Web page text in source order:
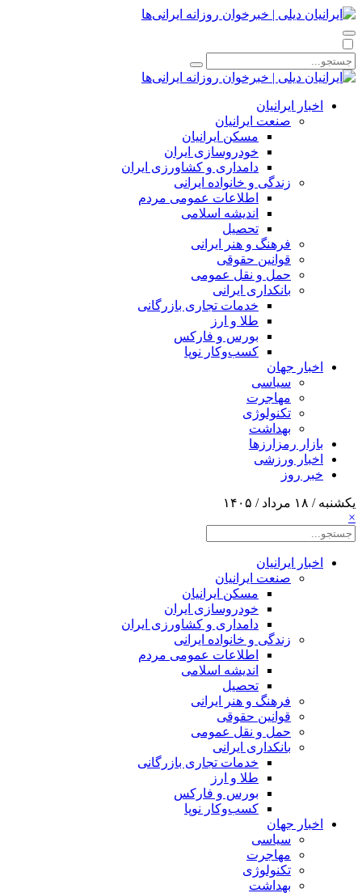
اخبار ایرانیان
صنعت ایرانیان
مسکن ایرانیان
خودروسازی ایران
دامداری و کشاورزی ایران
زندگی و خانواده ایرانی
اطلاعات عمومی مردم
اندیشه اسلامی
تحصیل
فرهنگ و هنر ایرانی
قوانین حقوقی
حمل و نقل عمومی
بانکداری ایرانی
خدمات تجاری بازرگانی
طلا و ارز
بورس و فارکس
کسب‌وکار نوپا
اخبار جهان
سیاسی
مهاجرت
تکنولوژی
بهداشت
بازار رمزارزها
اخبار ورزشی
خبر روز
یکشنبه / ۱۸ مرداد / ۱۴۰۵
×
اخبار ایرانیان
صنعت ایرانیان
مسکن ایرانیان
خودروسازی ایران
دامداری و کشاورزی ایران
زندگی و خانواده ایرانی
اطلاعات عمومی مردم
اندیشه اسلامی
تحصیل
فرهنگ و هنر ایرانی
قوانین حقوقی
حمل و نقل عمومی
بانکداری ایرانی
خدمات تجاری بازرگانی
طلا و ارز
بورس و فارکس
کسب‌وکار نوپا
اخبار جهان
سیاسی
مهاجرت
تکنولوژی
بهداشت